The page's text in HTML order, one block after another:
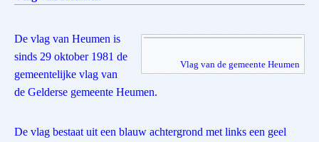
Vlag van de gemeente Heumen
De vlag van Heumen is
sinds 29 oktober 1981 de
gemeentelijke vlag van
de Gelderse gemeente Heumen.
De vlag bestaat uit een blauw achtergrond met links een geel